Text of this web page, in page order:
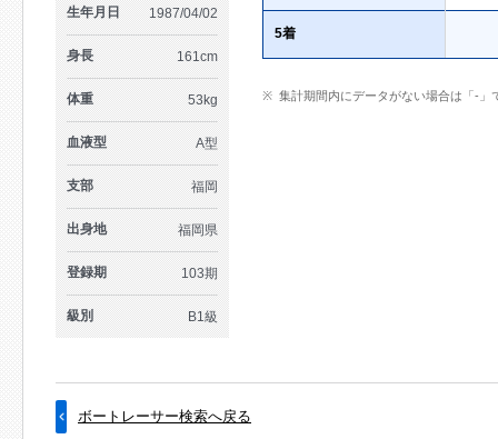
生年月日 1987/04/02
身長 161cm
体重 53kg
血液型 A型
支部 福岡
出身地 福岡県
登録期 103期
級別 B1級
5着
集計期間内にデータがない場合は「-」
ボートレーサー検索へ戻る